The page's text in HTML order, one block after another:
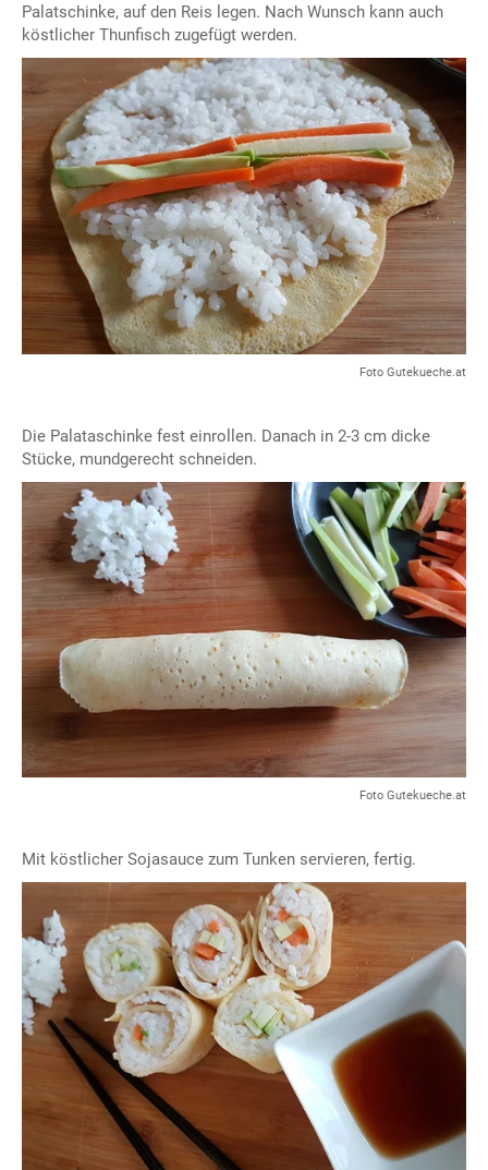
Palatschinke, auf den Reis legen. Nach Wunsch kann auch
köstlicher Thunfisch zugefügt werden.
Foto Gutekueche.at
Die Palataschinke fest einrollen. Danach in 2-3 cm dicke
Stücke, mundgerecht schneiden.
Foto Gutekueche.at
Mit köstlicher Sojasauce zum Tunken servieren, fertig.